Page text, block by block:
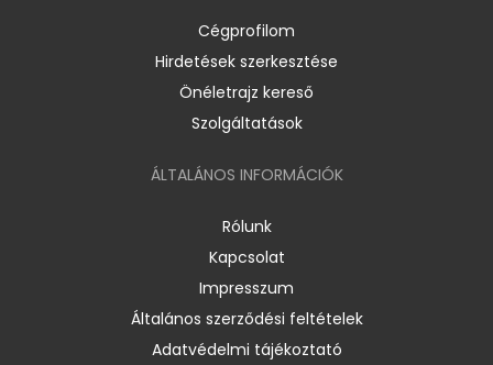
Cégprofilom
Hirdetések szerkesztése
Önéletrajz kereső
Szolgáltatások
ÁLTALÁNOS INFORMÁCIÓK
Rólunk
Kapcsolat
Impresszum
Általános szerződési feltételek
Adatvédelmi tájékoztató